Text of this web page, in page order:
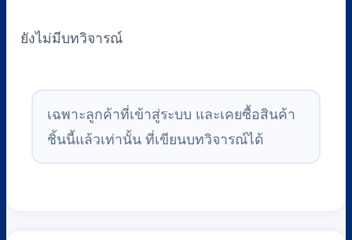
ยังไม่มีบทวิจารณ์
เฉพาะลูกค้าที่เข้าสู่ระบบ และเคยซื้อสินค้า
ชิ้นนี้แล้วเท่านั้น ที่เขียนบทวิจารณ์ได้